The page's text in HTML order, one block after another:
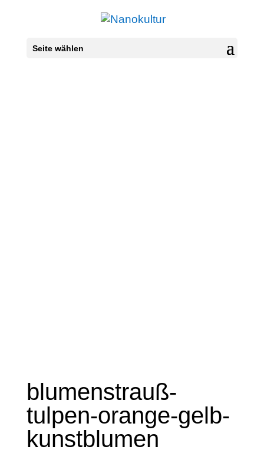
Seite wählen
blumenstrauß-
tulpen-orange-gelb-
kunstblumen